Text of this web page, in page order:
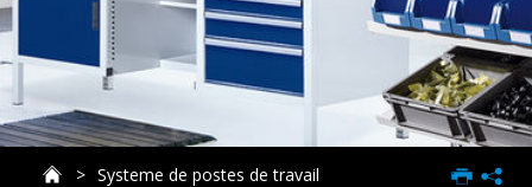
Systeme de postes de travail